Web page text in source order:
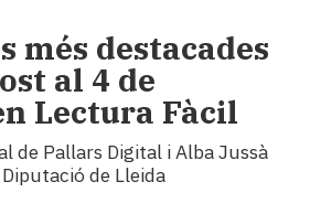
més destacades
al 4 de
Lectura Fàcil
de Pallars Digital i Alba Jussà
de Lleida